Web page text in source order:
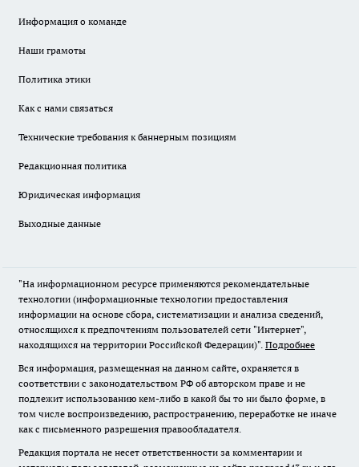
Информация о команде
Наши грамоты
Политика этики
Как с нами связаться
Технические требования к баннерным позициям
Редакционная политика
Юридическая информация
Выходные данные
"На информационном ресурсе применяются рекомендательные
технологии (информационные технологии предоставления
информации на основе сбора, систематизации и анализа сведений,
относящихся к предпочтениям пользователей сети "Интернет",
находящихся на территории Российской Федерации)". Подробнее
Вся информация, размещенная на данном сайте, охраняется в
соответствии с законодательством РФ об авторском праве и не
подлежит использованию кем-либо в какой бы то ни было форме, в
том числе воспроизведению, распространению, переработке не иначе
как с письменного разрешения правообладателя.
Редакция портала не несет ответственности за комментарии и